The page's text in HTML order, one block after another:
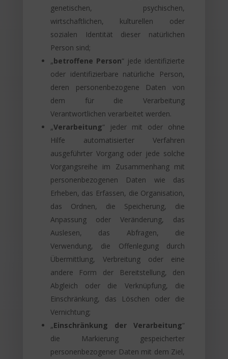
genetischen, psychischen,
wirtschaftlichen, kulturellen oder
sozialen Identität dieser natürlichen
Person sind;
„betroffene Person“ jede identifizierte
oder identifizierbare natürliche Person,
deren personenbezogene Daten von
dem für die Verarbeitung
Verantwortlichen verarbeitet werden.
„Verarbeitung“ jeder mit oder ohne
Hilfe automatisierter Verfahren
ausgeführter Vorgang oder jede solche
Vorgangsreihe im Zusammenhang mit
personenbezogenen Daten wie das
Erheben, das Erfassen, die Organisation,
das Ordnen, die Speicherung, die
Anpassung oder Veränderung, das
Auslesen, das Abfragen, die
Verwendung, die Offenlegung durch
Übermittlung, Verbreitung oder eine
andere Form der Bereitstellung, den
Abgleich oder die Verknüpfung, die
Einschränkung, das Löschen oder die
Vernichtung;
„Einschränkung der Verarbeitung“
die Markierung gespeicherter
personenbezogener Daten mit dem Ziel,